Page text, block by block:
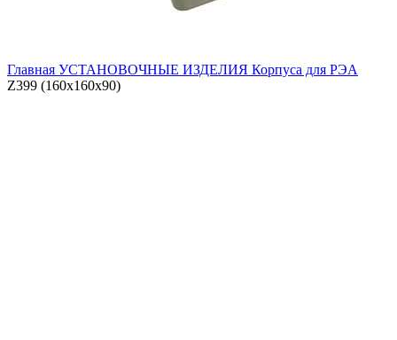
Главная УСТАНОВОЧНЫЕ ИЗДЕЛИЯ Корпуса для РЭА
Z399 (160x160x90)